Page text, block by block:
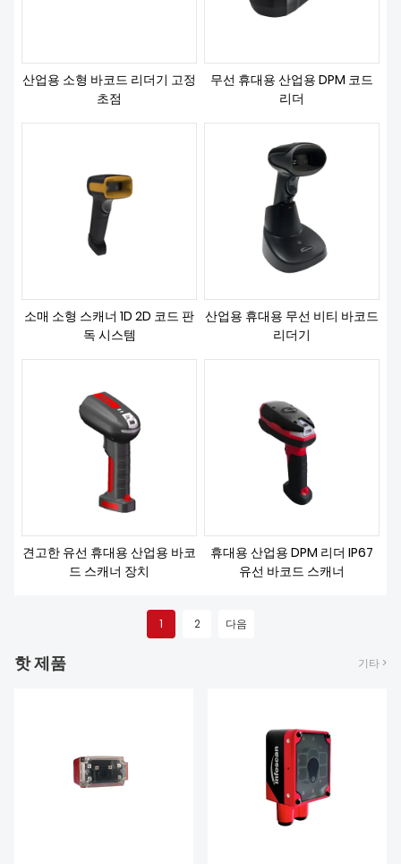
산업용 소형 바코드 리더기 고정
초점
무선 휴대용 산업용 DPM 코드
리더
소매 소형 스캐너 1D 2D 코드 판
독 시스템
산업용 휴대용 무선 비티 바코드
리더기
견고한 유선 휴대용 산업용 바코
드 스캐너 장치
휴대용 산업용 DPM 리더 IP67
유선 바코드 스캐너
1 2 다음
핫 제품 기타 >